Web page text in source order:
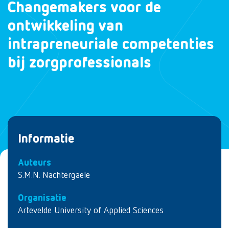
Changemakers voor de
ontwikkeling van
intrapreneuriale competenties
bij zorgprofessionals
Informatie
Auteurs
S.M.N. Nachtergaele
Organisatie
Artevelde University of Applied Sciences